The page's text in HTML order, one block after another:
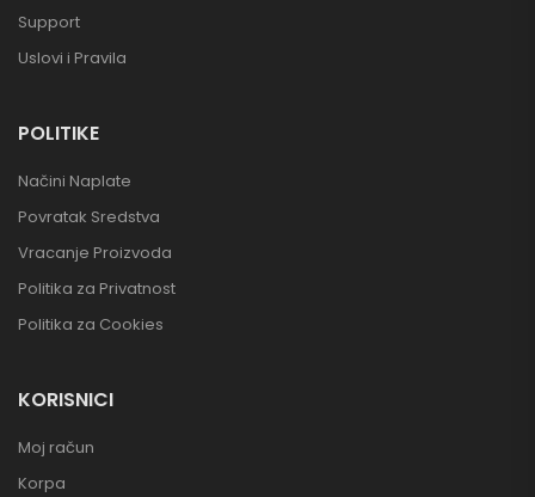
Support
Uslovi i Pravila
POLITIKE
Načini Naplate
Povratak Sredstva
Vracanje Proizvoda
Politika za Privatnost
Politika za Cookies
KORISNICI
Moj račun
Korpa